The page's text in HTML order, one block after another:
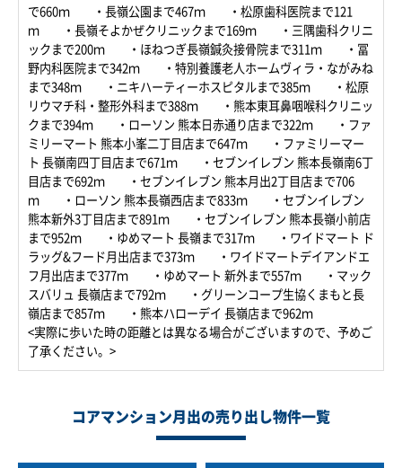
で660ｍ ・長嶺公園まで467ｍ ・松原歯科医院まで121
ｍ ・長嶺そよかぜクリニックまで169ｍ ・三隅歯科クリニ
ックまで200ｍ ・ほねつぎ長嶺鍼灸接骨院まで311ｍ ・冨
野内科医院まで342ｍ ・特別養護老人ホームヴィラ・ながみね
まで348ｍ ・ニキハーティーホスピタルまで385ｍ ・松原
リウマチ科・整形外科まで388ｍ ・熊本東耳鼻咽喉科クリニッ
クまで394ｍ ・ローソン 熊本日赤通り店まで322ｍ ・ファ
ミリーマート 熊本小峯二丁目店まで647ｍ ・ファミリーマー
ト 長嶺南四丁目店まで671ｍ ・セブンイレブン 熊本長嶺南6丁
目店まで692ｍ ・セブンイレブン 熊本月出2丁目店まで706
ｍ ・ローソン 熊本長嶺西店まで833ｍ ・セブンイレブン
熊本新外3丁目店まで891ｍ ・セブンイレブン 熊本長嶺小前店
まで952ｍ ・ゆめマート 長嶺まで317ｍ ・ワイドマート ド
ラッグ&フード月出店まで373ｍ ・ワイドマートデイアンドエ
フ月出店まで377ｍ ・ゆめマート 新外まで557ｍ ・マック
スバリュ 長嶺店まで792ｍ ・グリーンコープ生協くまもと長
嶺店まで857ｍ ・熊本ハローデイ 長嶺店まで962ｍ
<実際に歩いた時の距離とは異なる場合がございますので、予めご
了承ください。>
コアマンション月出の売り出し物件一覧